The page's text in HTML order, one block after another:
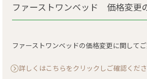
福祉用具レンタル卸事業
人材サービス
ファーストワンベッド 価格変更
ファーストワンベッドの価格変更に関してご
詳しくはこちらをクリックしご確認くださ